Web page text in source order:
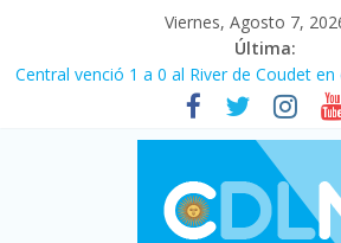
Viernes, Agosto 7,
Última:
Central venció 1 a 0 al River de Coudet
La morosidad alcanzó su nivel más alto
afecta a 400 mil deudores en Santa Fe
Desde que asumió Milei cerraron 41.000
denuncia crisis como en 2001
Vacaciones de invierno con más
turístico: 4,6 millones de personas